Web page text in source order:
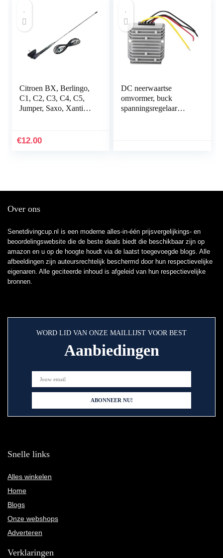
Citroen BX, Berlingo,
C1, C2, C3, C4, C5,
Jumper, Saxo, Xantia,
€12.00
DC neerwaartse
omvormer, buck
spanningsregelaar
Over ons
Senetdivingcup.nl is een moderne alles-in-één prijsvergelijkings- en
beoordelingswebsite die de beste deals biedt die beschikbaar zijn op
amazon en u op de hoogte houdt via de laatst toegevoegde blogs. Alle
afbeeldingen zijn auteursrechtelijk beschermd door hun respectievelijke
eigenaren. Alle geciteerde inhoud is afgeleid van hun respectievelijke
bronnen.
WORD LID VAN ONZE MAILLIJST VOOR BEST
Aanbiedingen
Snelle links
Alles winkelen
Home
Blogs
Onze webshops
Adverteren
Verklaringen